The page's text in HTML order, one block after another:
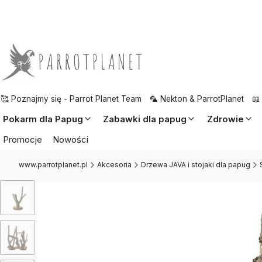
🥰 Poznajmy się - Parrot Planet Team 🦜 Nekton & ParrotPlanet 📖
Pokarm dla Papug Zabawki dla papug
Zdrowie
Promocje
Nowości
www.parrotplanet.pl Akcesoria Drzewa JAVA i stojaki dla papug